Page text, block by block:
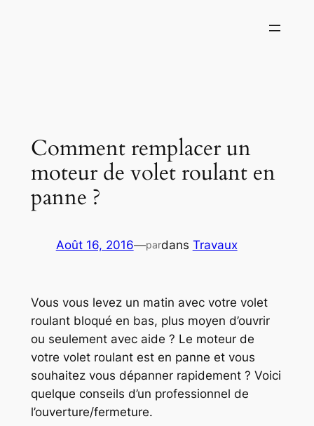
Comment remplacer un
moteur de volet roulant en
panne ?
Août 16, 2016—pardans Travaux
Vous vous levez un matin avec votre volet
roulant bloqué en bas, plus moyen d’ouvrir
ou seulement avec aide ? Le moteur de
votre volet roulant est en panne et vous
souhaitez vous dépanner rapidement ? Voici
quelque conseils d’un professionnel de
l’ouverture/fermeture.